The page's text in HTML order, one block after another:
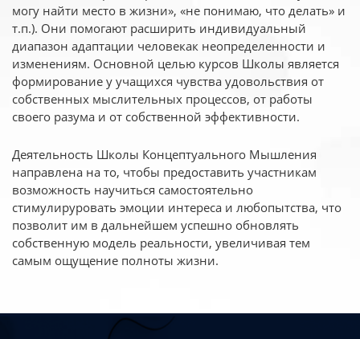
могу найти место в жизни», «не понимаю, что делать» и
т.п.). Они помогают расширить индивидуальный
диапазон адаптации человекак неопределенности и
изменениям. Основной целью курсов Школы является
формирование у учащихся чувства удовольствия от
собственных мыслительных процессов, от работы
своего разума и от собственной эффективности.
Деятельность Школы Концептуального Мышления
направлена на то, чтобы предоставить участникам
возможность научиться самостоятельно
стимулируровать эмоции интереса и любопытства, что
позволит им в дальнейшем успешно обновлять
собственную модель реальности, увеличивая тем
самым ощущение полноты жизни.